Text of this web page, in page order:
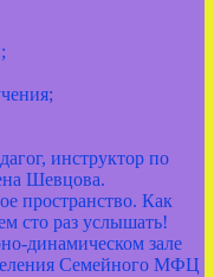
инструктор по
Шевцова.
пространство. Как
сто раз услышать!
динамическом зале
Семейного МФЦ